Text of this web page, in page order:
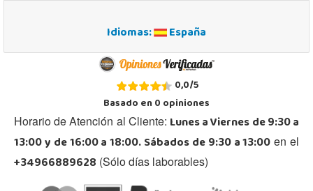
Idiomas: España
0,0/5
Basado en0opiniones
Horario de Atención al Cliente: Lunes a Viernes de 9:30 a
13:00 y de 16:00 a 18:00. Sábados de 9:30 a 13:00 en el
+34966889628 (Sólo días laborables)